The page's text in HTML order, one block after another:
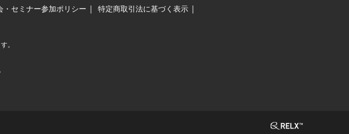
・セミナー参加ポリシー
特定商取引法に基づく表示
。